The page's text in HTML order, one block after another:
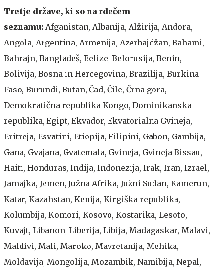
Tretje države, ki so na rdečem
seznamu: Afganistan, Albanija, Alžirija, Andora,
Angola, Argentina, Armenija, Azerbajdžan, Bahami,
Bahrajn, Bangladeš, Belize, Belorusija, Benin,
Bolivija, Bosna in Hercegovina, Brazilija, Burkina
Faso, Burundi, Butan, Čad, Čile, Črna gora,
Demokratična republika Kongo, Dominikanska
republika, Egipt, Ekvador, Ekvatorialna Gvineja,
Eritreja, Esvatini, Etiopija, Filipini, Gabon, Gambija,
Gana, Gvajana, Gvatemala, Gvineja, Gvineja Bissau,
Haiti, Honduras, Indija, Indonezija, Irak, Iran, Izrael,
Jamajka, Jemen, Južna Afrika, Južni Sudan, Kamerun,
Katar, Kazahstan, Kenija, Kirgiška republika,
Kolumbija, Komori, Kosovo, Kostarika, Lesoto,
Kuvajt, Libanon, Liberija, Libija, Madagaskar, Malavi,
Maldivi, Mali, Maroko, Mavretanija, Mehika,
Moldavija, Mongolija, Mozambik, Namibija, Nepal,